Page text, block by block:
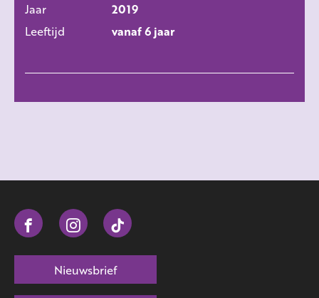
Jaar
2019
Leeftijd
vanaf 6 jaar
Nieuwsbrief